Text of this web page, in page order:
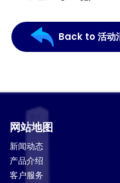
Back to 活动
网站地图
新闻动态
产品介绍
客户服务